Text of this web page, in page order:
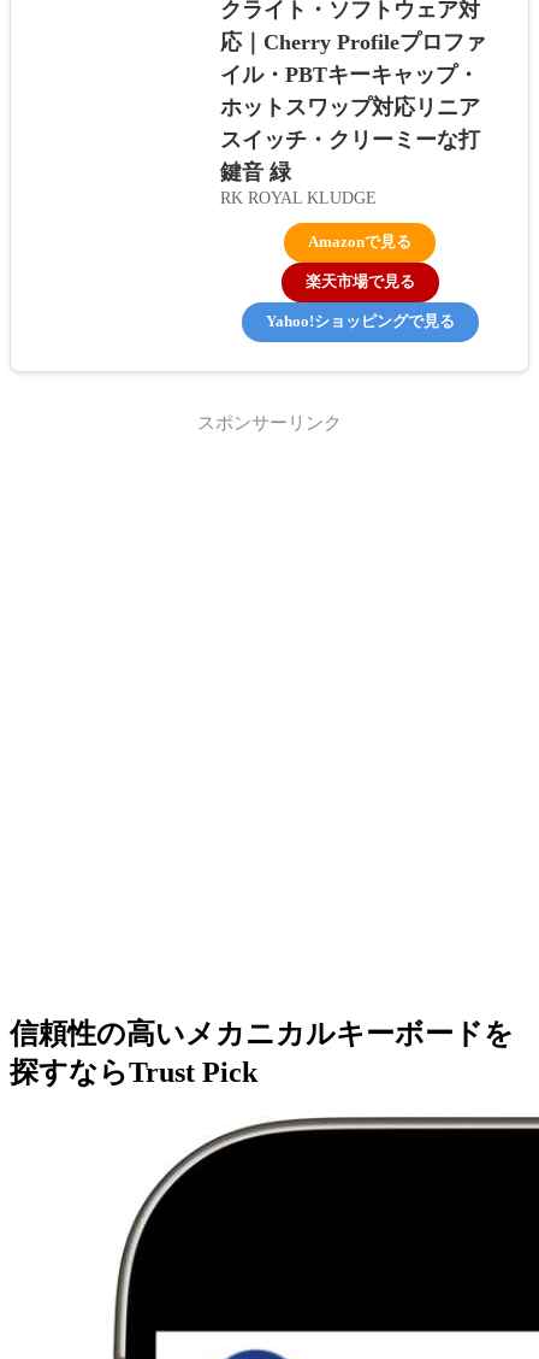
クライト・ソフトウェア対
応｜Cherry Profileプロファ
イル・PBTキーキャップ・
ホットスワップ対応リニア
スイッチ・クリーミーな打
鍵音 緑
RK ROYAL KLUDGE
Amazonで見る
楽天市場で見る
Yahoo!ショッピングで見る
スポンサーリンク
信頼性の高いメカニカルキーボードを
探すならTrust Pick